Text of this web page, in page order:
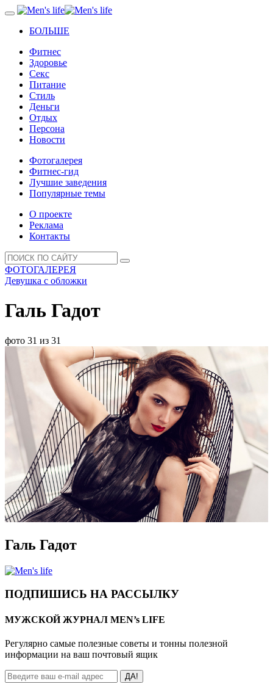
БОЛЬШЕ
Фитнес
Здоровье
Секс
Питание
Стиль
Деньги
Отдых
Персона
Новости
Фотогалерея
Фитнес-гид
Лучшие заведения
Популярные темы
О проекте
Реклама
Контакты
ФОТОГАЛЕРЕЯ
Девушка с обложки
Галь Гадот
фото 31 из 31
Галь Гадот
ПОДПИШИСЬ НА РАССЫЛКУ
МУЖСКОЙ ЖУРНАЛ MEN’s LIFE
Регулярно самые полезные советы и тонны полезной
информации на ваш почтовый ящик
ДА!